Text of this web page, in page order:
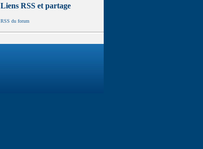
Liens RSS et partage
RSS du forum